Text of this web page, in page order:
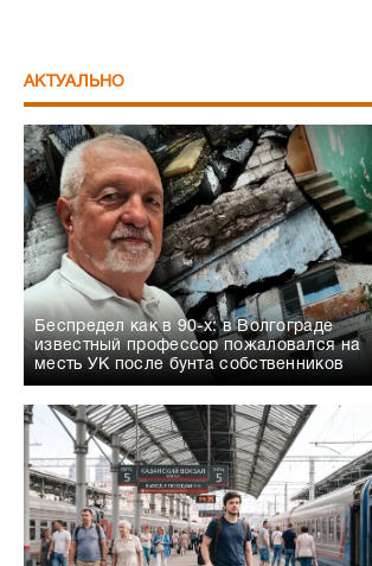
АКТУАЛЬНО
Беспредел как в 90-х: в Волгограде
известный профессор пожаловался на
месть УК после бунта собственников